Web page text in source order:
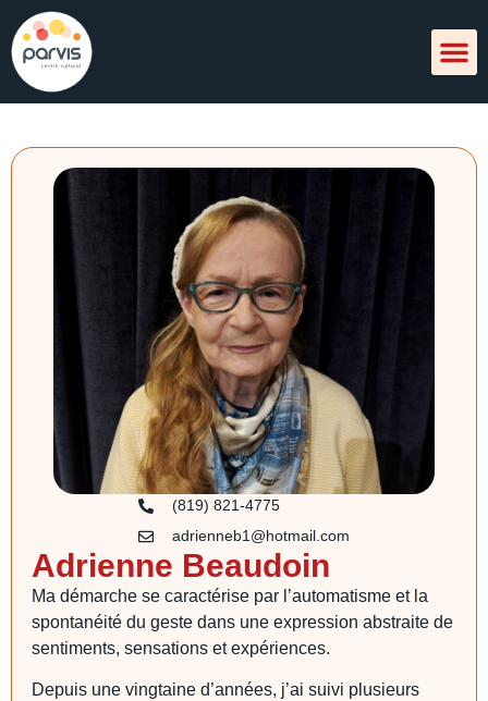
(819) 821-4775
adrienneb1@hotmail.com
Adrienne Beaudoin
Ma démarche se caractérise par l’automatisme et la
spontanéité du geste dans une expression abstraite de
sentiments, sensations et expériences.
Depuis une vingtaine d’années, j’ai suivi plusieurs